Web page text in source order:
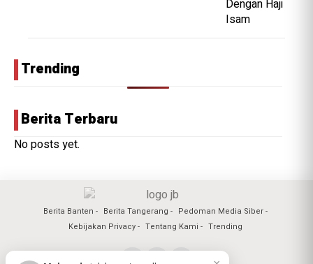
Trending
Berita Terbaru
No posts yet.
Berita Banten Berita Tangerang
Pedoman Media Siber
Kebijakan Privacy
Tentang Kami Trending